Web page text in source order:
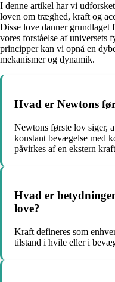
I denne artikel har vi
loven om træghed, kraft og
Disse love danner grundlaget
vores forståelse af universets
principper kan vi opnå en
mekanismer og dynamik.
Hvad er Newtons
Newtons første lov siger,
konstant bevægelse med
påvirkes af en ekstern
Hvad er
love?
Kraft defineres som
tilstand i hvile eller i